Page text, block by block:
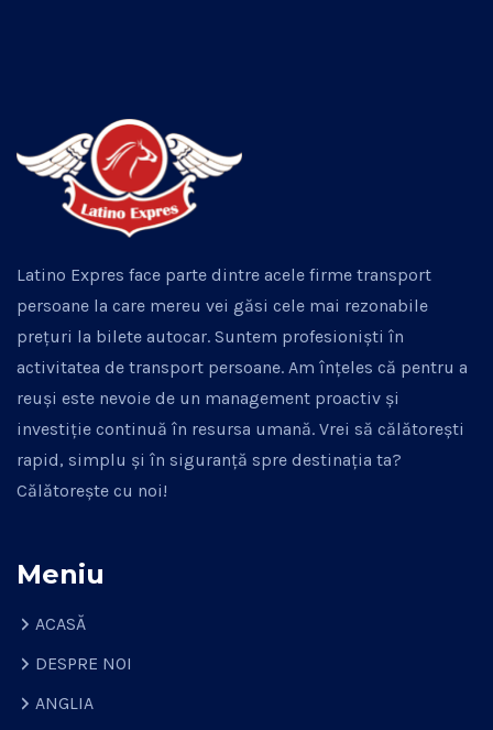
Latino Expres face parte dintre acele firme transport
persoane la care mereu vei găsi cele mai rezonabile
prețuri la bilete autocar. Suntem profesioniști în
activitatea de transport persoane. Am înțeles că pentru a
reuși este nevoie de un management proactiv și
investiție continuă în resursa umană. Vrei să călătorești
rapid, simplu și în siguranță spre destinația ta?
Călătorește cu noi!
Meniu
ACASĂ
DESPRE NOI
ANGLIA